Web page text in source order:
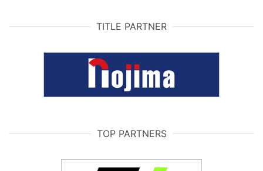
TITLE PARTNER
TOP PARTNERS